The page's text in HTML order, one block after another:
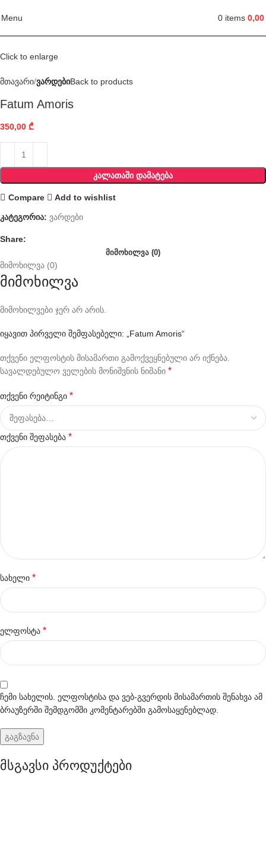
Menu 0 items 0,00
Click to enlarge
მთავარი ვარდებიBack to products
Fatum Amoris
350,00 ₾
ᲙᲐᲚᲐᲗᲐᲨᲘ ᲓᲐᲛᲐᲢᲔᲑᲐ
Compare Add to wishlist
კატეგორია: ვარდები
Share:
ᲛᲘᲛᲝᲮᲘᲚᲕᲐ (0)
მიმოხილვა (0)
მიმოხილვა
მიმოხილვები ჯერ არ არის.
იყავით პირველი შემფასებელი: „Fatum Amoris“
თქვენი ელფოსტის მისამართი გამოქვეყნებული არ იქნება.
სავალდებულო ველების მონიშვნის ნიშანი *
თქვენი რეიტინგი *
თქვენი შეფასება *
სახელი *
ელფოსტა *
ჩემი სახელის. ელფოსტისა და ვებ-გვერდის მისამართის შენახვა ამ
ბრაუზერში შემდგომში კომენტარებში გამოსაყენებლად.
მსგავსი პროდუქტები